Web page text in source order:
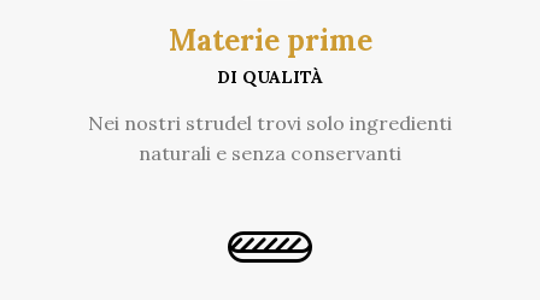
Materie prime
DI QUALITÀ
Nei nostri strudel trovi solo ingredienti
naturali e senza conservanti